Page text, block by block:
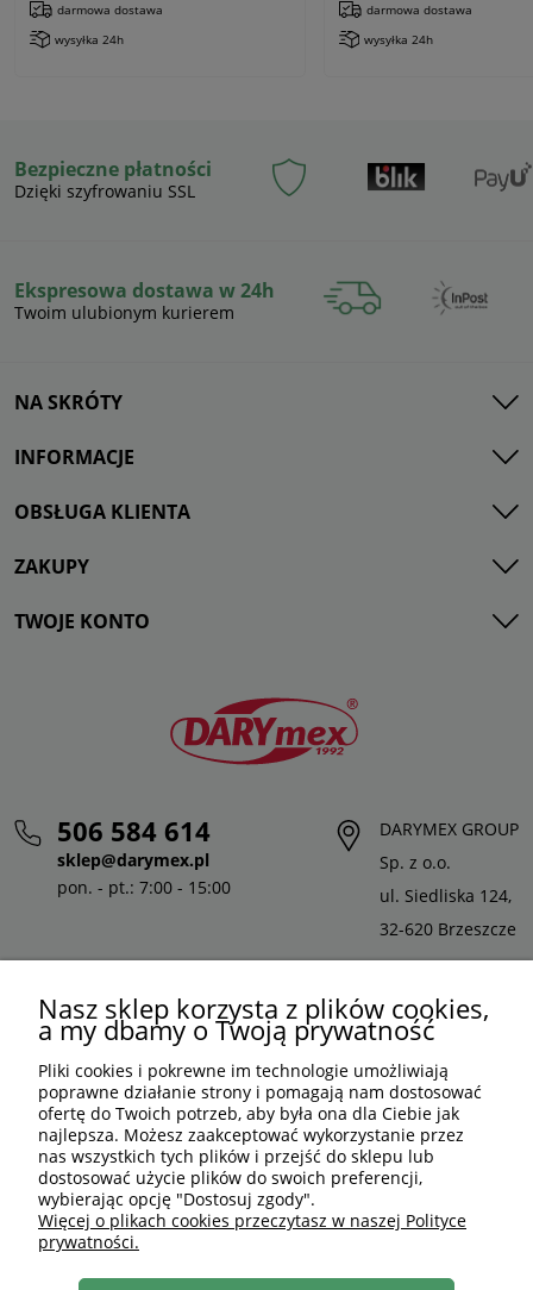
darmowa dostawa
wysyłka 24h
darmowa dostawa
wysyłka 24h
Bezpieczne płatności
Dzięki szyfrowaniu SSL
Ekspresowa dostawa w 24h
Twoim ulubionym kurierem
NA SKRÓTY
INFORMACJE
OBSŁUGA KLIENTA
ZAKUPY
TWOJE KONTO
506 584 614
sklep@darymex.pl
pon. - pt.: 7:00 - 15:00
DARYMEX GROUP
Sp. z o.o.
ul. Siedliska 124,
32-620 Brzeszcze
PLN PL
Nasz sklep korzysta z plików cookies,
a my dbamy o Twoją prywatność
Pliki cookies i pokrewne im technologie umożliwiają
poprawne działanie strony i pomagają nam dostosować
ofertę do Twoich potrzeb, aby była ona dla Ciebie jak
najlepsza. Możesz zaakceptować wykorzystanie przez
nas wszystkich tych plików i przejść do sklepu lub
dostosować użycie plików do swoich preferencji,
wybierając opcję "Dostosuj zgody".
Więcej o plikach cookies przeczytasz w naszej Polityce
prywatności.